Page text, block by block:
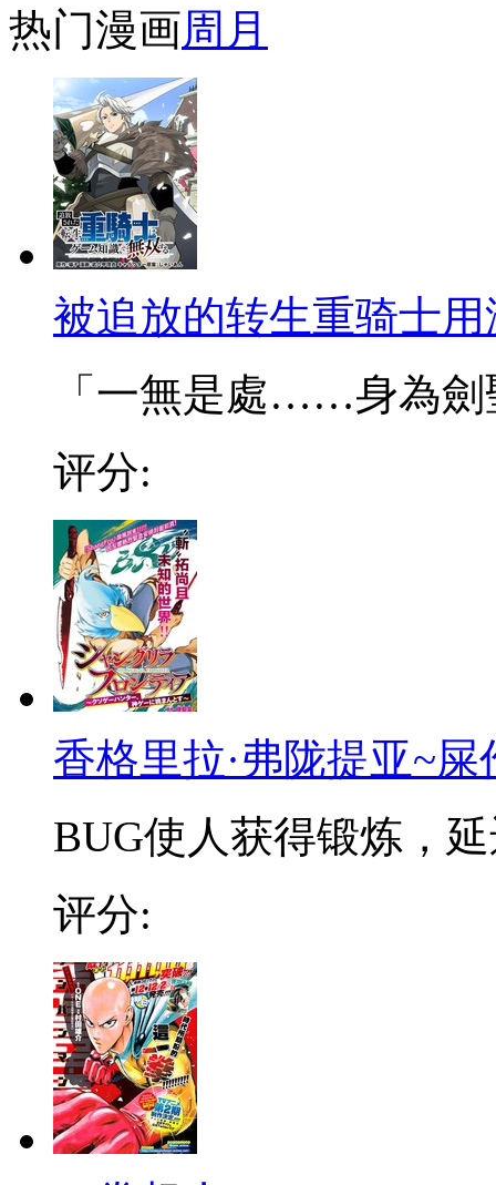
热门漫画周 月
被追放的转生重骑士
「一無是處……身為劍
评分:
香格里拉·弗陇提亚~
BUG使人获得锻炼，
评分: